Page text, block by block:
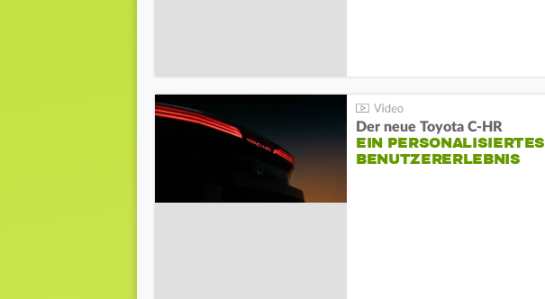
Der neue Toyota C-HR
EIN PERSONALISIERTES
BENUTZERERLEBNIS